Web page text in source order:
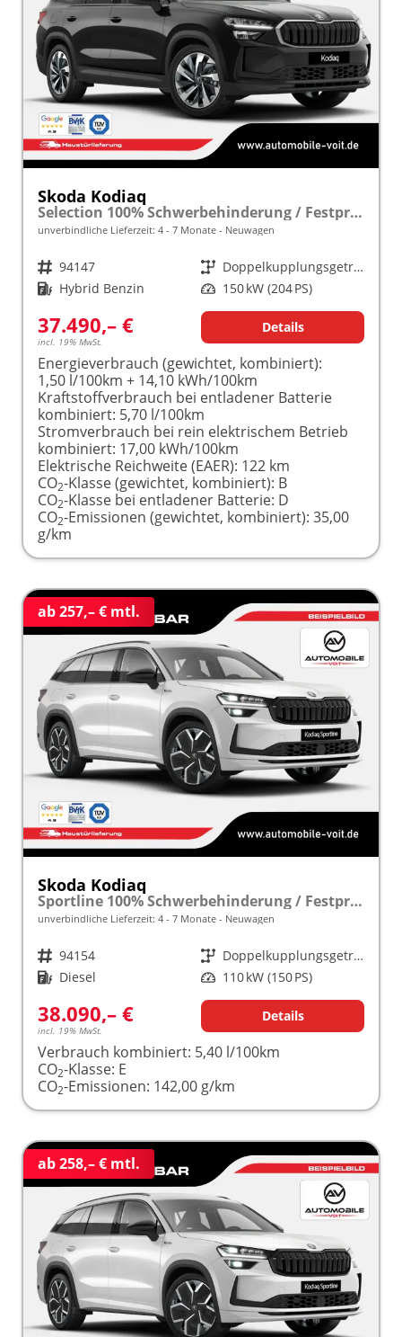
Skoda Kodiaq
Selection 100% Schwerbehinderung / Festpreisgarantie* Modelljahr 1.5 TSI iV PLUG-IN-HYBRID 204PS DSG "Sonderangebot bei Schwerbehinderung" frei konfigurierbar!
unverbindliche Lieferzeit: 4 - 7 Monate Neuwagen
Fahrzeugnr. 94147 Getriebe
Doppelkupplungsgetriebe (DSG)
Kraftstoff Hybrid Benzin Leistung 150 kW (204 PS)
37.490,– €
incl. 19% MwSt.
Details
Energieverbrauch (gewichtet, kombiniert):
1,50 l/100km + 14,10 kWh/100km
Kraftstoffverbrauch bei entladener Batterie
kombiniert: 5,70 l/100km
Stromverbrauch bei rein elektrischem Betrieb
kombiniert: 17,00 kWh/100km
Elektrische Reichweite (EAER): 122 km
CO2-Klasse (gewichtet, kombiniert): B
CO2-Klasse bei entladener Batterie: D
CO2-Emissionen (gewichtet, kombiniert): 35,00
g/km
ab 257,– € mtl.
Skoda Kodiaq
Sportline 100% Schwerbehinderung / Festpreisgarantie* Modelljahr 2.0 TDI 150 PS DSG "Sonderangebot bei Schwerbehinderung" frei konfigurierbar!
unverbindliche Lieferzeit: 4 - 7 Monate Neuwagen
Fahrzeugnr. 94154 Getriebe
Doppelkupplungsgetriebe (DSG)
Kraftstoff Diesel Leistung 110 kW (150 PS)
38.090,– €
incl. 19% MwSt.
Details
Verbrauch kombiniert: 5,40 l/100km
CO2-Klasse: E
CO2-Emissionen: 142,00 g/km
ab 258,– € mtl.